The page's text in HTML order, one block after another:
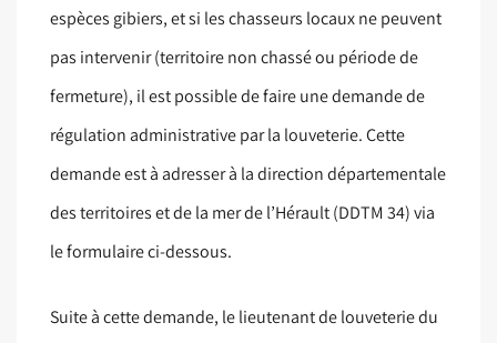
espèces gibiers, et si les chasseurs locaux ne peuvent
pas intervenir (territoire non chassé ou période de
fermeture), il est possible de faire une demande de
régulation administrative par la louveterie. Cette
demande est à adresser à la direction départementale
des territoires et de la mer de l’Hérault (DDTM 34) via
le formulaire ci-dessous.
Suite à cette demande, le lieutenant de louveterie du